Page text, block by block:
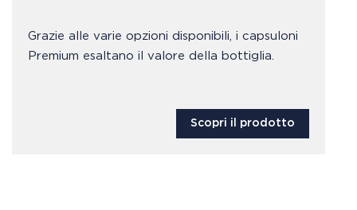
Grazie alle varie opzioni disponibili, i capsuloni
Premium esaltano il valore della bottiglia.
Scopri il prodotto